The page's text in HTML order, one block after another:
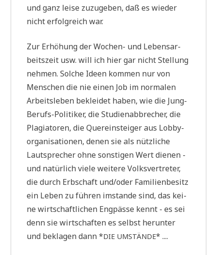
und ganz lei­se zuzu­ge­ben, daß es wie­der
nicht erfolg­reich war.
Zur Erhö­hung der Wochen- und Lebens­ar­
beits­zeit usw. will ich hier gar nicht Stel­lung
neh­men. Sol­che Ideen kom­men nur von
Men­schen die nie einen Job im nor­ma­len
Arbeits­le­ben beklei­det haben, wie die Jung-
Berufs-Poli­ti­ker, die Stu­di­en­ab­bre­cher, die
Pla­gia­to­ren, die Quer­ein­stei­ger aus Lob­by­
or­ga­ni­sa­tio­nen, denen sie als nütz­li­che
Laut­spre­cher ohne son­sti­gen Wert die­nen -
und natür­lich vie­le wei­te­re Volks­ver­tre­ter,
die durch Erb­schaft und/oder Fami­li­en­be­sitz
ein Leben zu füh­ren imstan­de sind, das kei­
ne wirt­schaft­li­chen Eng­päs­se kennt - es sei
denn sie wirt­schaf­ten es selbst her­un­ter
und bekla­gen dann *DIE UMSTÄNDE* ....